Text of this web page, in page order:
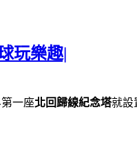
玩樂趣|
一座北回歸線紀念塔就設